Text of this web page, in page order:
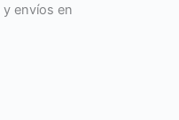
envíos en